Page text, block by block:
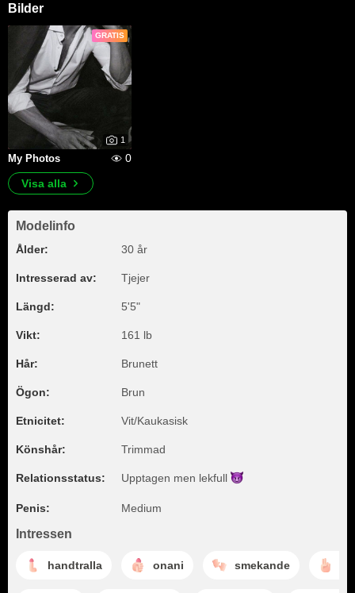
Bilder
GRATIS
1
My Photos
0
Visa alla
Modelinfo
Ålder: 30 år
Intresserad av: Tjejer
Längd: 5'5"
Vikt: 161 lb
Hår: Brunett
Ögon: Brun
Etnicitet: Vit/Kaukasisk
Könshår: Trimmad
Relationsstatus: Upptagen men lekfull
Penis: Medium
Intressen
handtralla onani smekande